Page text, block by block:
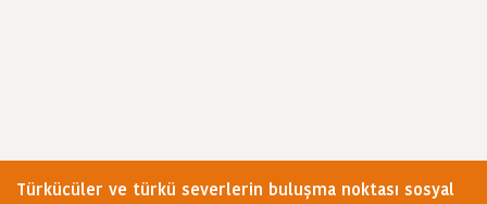
Türkücüler ve türkü severlerin buluşma noktası sosyal